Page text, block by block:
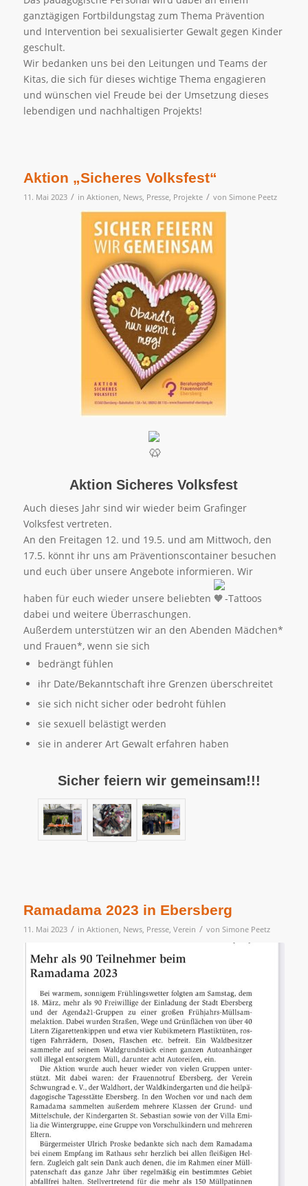
ganztägigen Fortbildungstag zum Thema Prävention
und Intervention bei sexualisierter Gewalt gegen Kinder
geschult.
Wir bedanken uns bei den Leitungen und Teams der
Kitas, die sich für dieses wichtige Thema engagieren
und wünschen viel Freude bei der Umsetzung dieses
lebendigen und nachhaltigen Projekts!
Aktion „Sicheres Volksfest“
11. Mai 2023 / in Aktionen, News, Presse, Projekte / von Simone Peetz
Aktion Sicheres Volksfest
Auch dieses Jahr sind wir wieder beim Grafinger
Volksfest vertreten.
An den Freitagen 12. und 19.5. und am Mittwoch, den
17.5. könnt ihr uns am Präventionscontainer besuchen
und euch über unsere Angebote informieren. Wir
haben für euch wieder unsere beliebten
-Tattoos
dabei und weitere Überraschungen.
Außerdem unterstützen wir an den Abenden Mädchen*
und Frauen*, wenn sie sich
bedrängt fühlen
ihr Date/Bekanntschaft ihre Grenzen überschreitet
sie sich nicht sicher oder bedroht fühlen
sie sexuell belästigt werden
sie in anderer Art Gewalt erfahren haben
Sicher feiern wir gemeinsam!!!
Ramadama 2023 in Ebersberg
11. Mai 2023 / in Aktionen News, Presse, Verein / von Simone Peetz